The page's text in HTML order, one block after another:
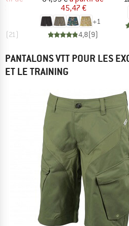
(21)
45,47 €
+1
4,8(9)
PANTALONS VTT POUR LES
ET LE TRAINING